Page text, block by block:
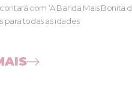
com ‘A Banda Mais Bonita
para todas as idades